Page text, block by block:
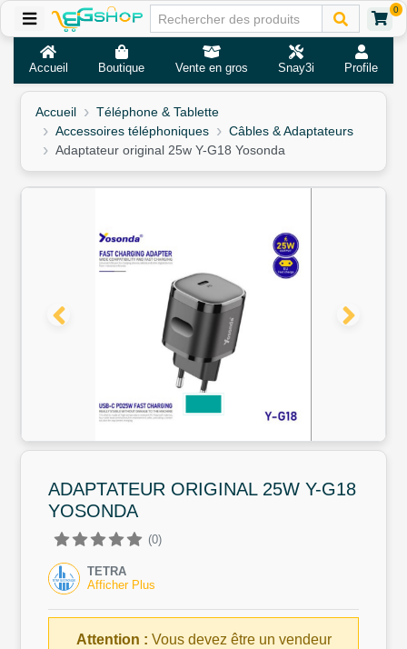
0
Accueil Boutique Vente en gros Snay3i Profile
Accueil
Téléphone & Tablette
Accessoires téléphoniques
Câbles & Adaptateurs
Adaptateur original 25w Y-G18 Yosonda
ADAPTATEUR ORIGINAL 25W Y-G18
YOSONDA
(0)
TETRA
Afficher Plus
Attention : Vous devez être un vendeur